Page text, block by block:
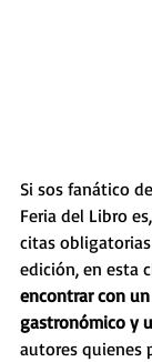
Si sos fanático
Feria del Libro
citas
edición, en esta
encontrar con
gastronómico y
autores quienes